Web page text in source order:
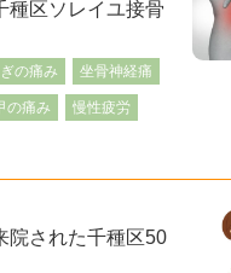
種区ソレイユ接骨
の痛み 坐骨神経痛
の痛み 慢性疲労
院された千種区50